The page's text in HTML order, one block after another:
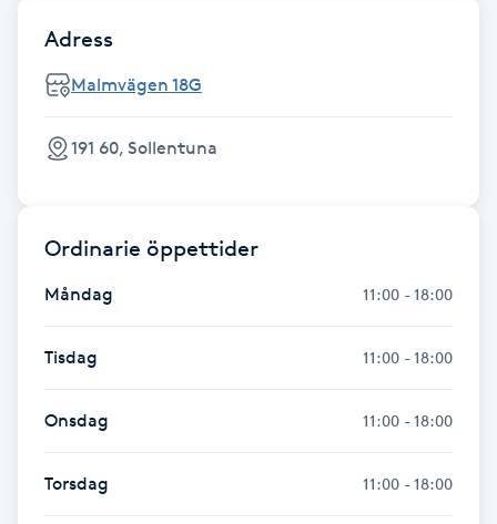
Kinesisk medicin
Kiropraktik
Klippning
Klippning & Slingor
Klippning ungdom
Koppningsmassage
Kosmetisk tatuering
Adress
Malmvägen 18G
191 60, Sollentuna
Ordinarie öppettider
Måndag 11:00 - 18:00
Tisdag 11:00 - 18:00
Onsdag 11:00 - 18:00
Torsdag 11:00 - 18:00